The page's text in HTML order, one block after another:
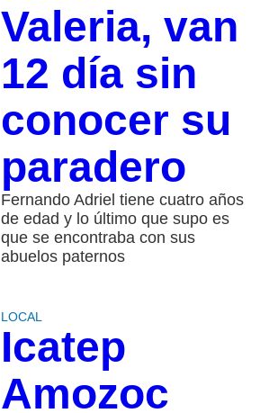
Valeria, van
12 día sin
conocer su
paradero
Fernando Adriel tiene cuatro años
de edad y lo último que supo es
que se encontraba con sus
abuelos paternos
LOCAL
Icatep
Amozoc